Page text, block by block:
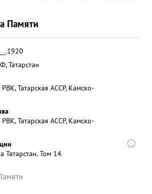
Памяти
Татарстан
Татарская АССР, Камско-
Татарская АССР, Камско-
Татарстан. Том 14